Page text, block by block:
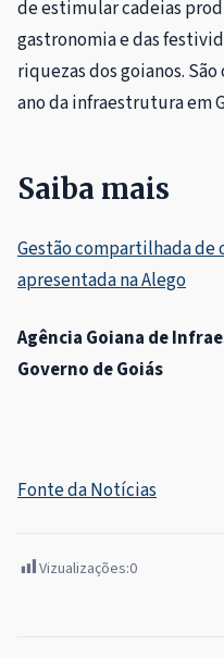
de estimular cadeias
gastronomia e das
riquezas dos goianos.
ano da infraestrutura em
Saiba mais
Gestão compartilhada de
apresentada na Alego
Agência Goiana de
Governo de Goiás
Fonte da Notícias
Vizualizações:0